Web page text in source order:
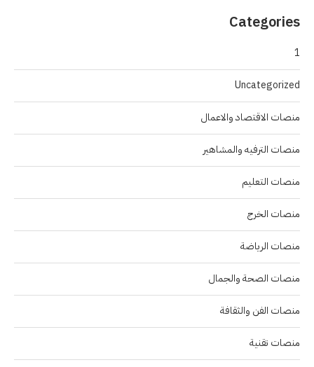
Categories
1
Uncategorized
منصات الاقتصاد والاعمال
منصات الترفيه والمشاهير
منصات التعليم
منصات الخرج
منصات الرياضة
منصات الصحة والجمال
منصات الفن والثقافة
منصات تقنية